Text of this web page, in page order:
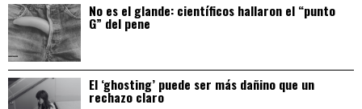
No es el glande: científicos hallaron el “punto
G” del pene
El ‘ghosting’ puede ser más dañino que un
rechazo claro